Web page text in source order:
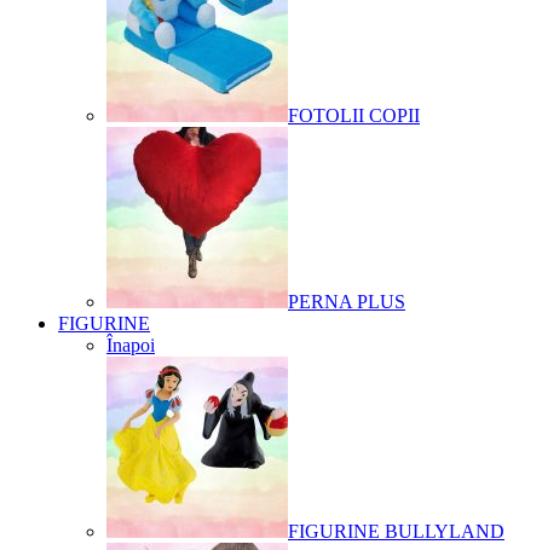
FOTOLII COPII
PERNA PLUS
FIGURINE
Înapoi
FIGURINE BULLYLAND